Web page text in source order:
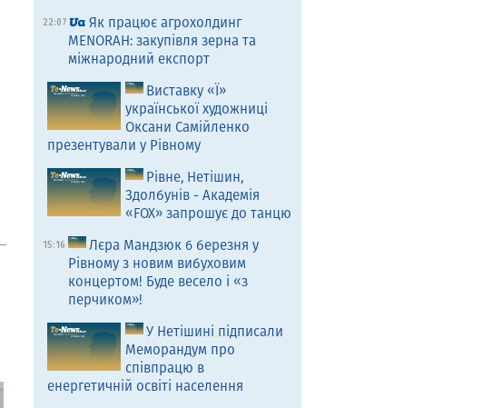
22:07
Як працює агрохолдинг
MENORAH: закупівля зерна та
міжнародний експорт
Виставку «Ї»
української художниці
Оксани Самійленко
презентували у Рівному
Рівне, Нетішин,
Здолбунів - Академія
«FOX» запрошує до танцю
15:16
Лєра Мандзюк 6 березня у
Рівному з новим вибуховим
концертом! Буде весело і «з
перчиком»!
У Нетішині підписали
Меморандум про
співпрацю в
енергетичній освіті населення